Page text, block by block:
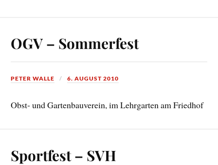
OGV – Sommerfest
PETER WALLE 6. AUGUST 2010
Obst- und Gartenbauverein, im Lehrgarten am Friedhof
Sportfest – SVH